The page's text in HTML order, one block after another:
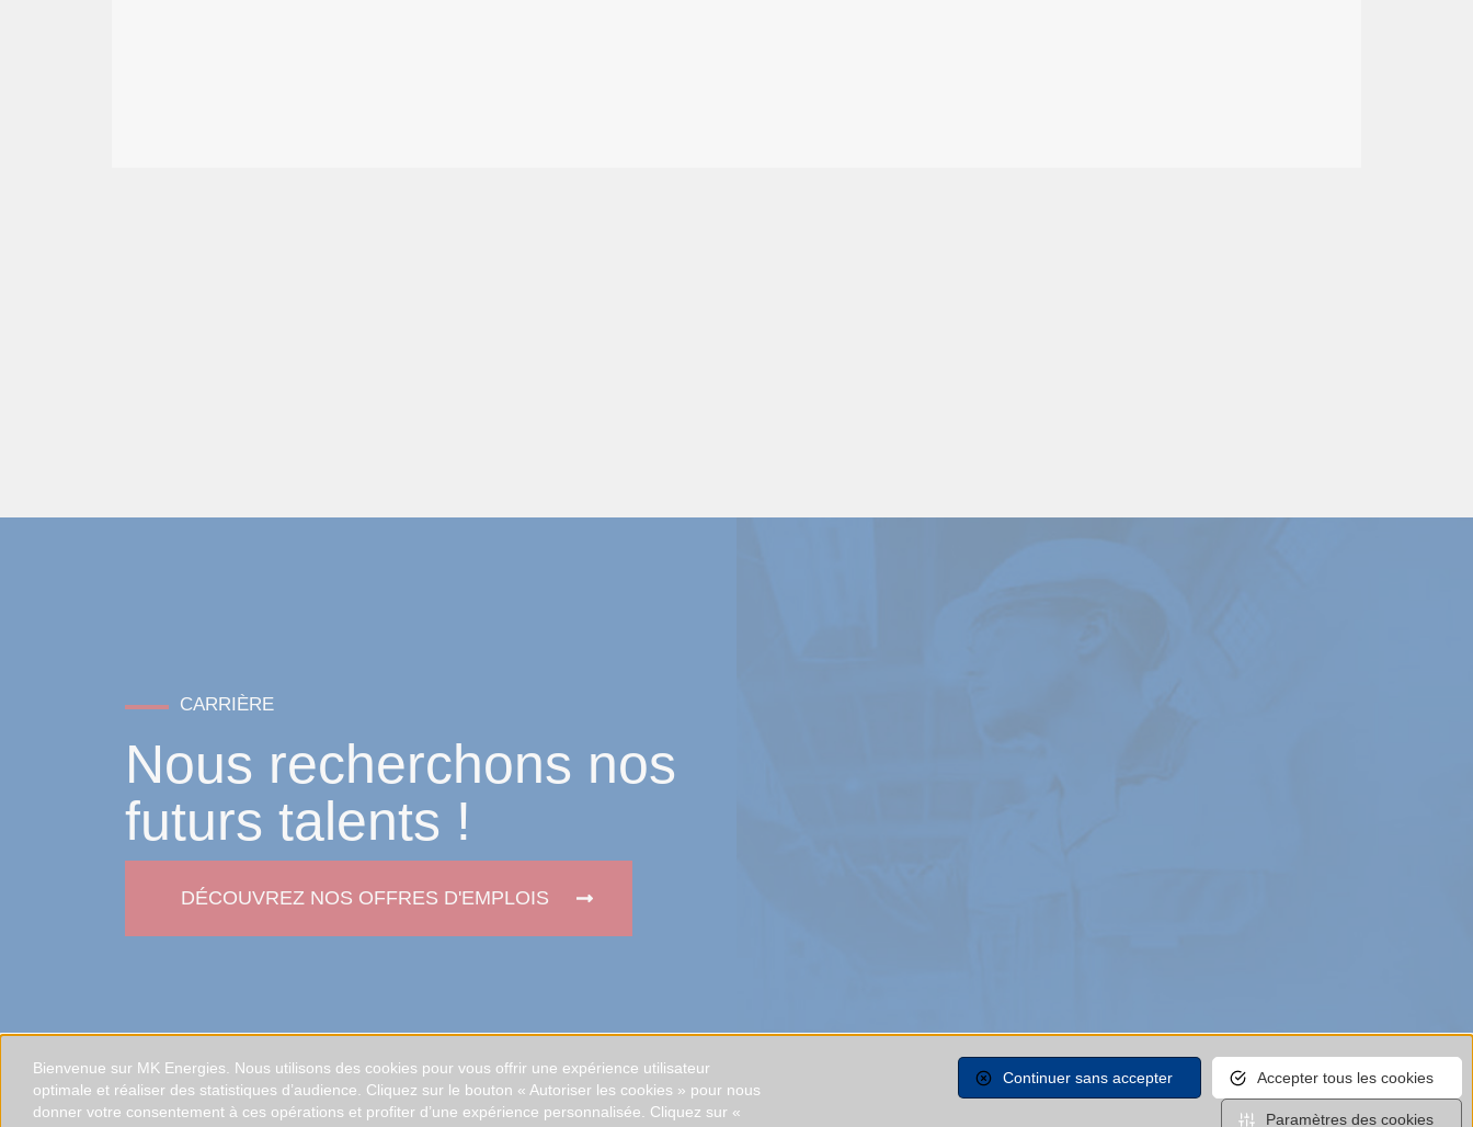
Nous recherchons nos
futurs talents !
CARRIÈRE
DÉCOUVREZ NOS OFFRES D'EMPLOIS
Bienvenue sur MK Energies. Nous utilisons des cookies pour vous offrir une expérience utilisateur
optimale et réaliser des statistiques d’audience. Cliquez sur le bouton « Autoriser les cookies » pour nous
donner votre consentement à ces opérations et profiter d’une expérience personnalisée. Cliquez sur «
Accepter tous les cookies
Continuer sans accepter
Paramètres des cookies